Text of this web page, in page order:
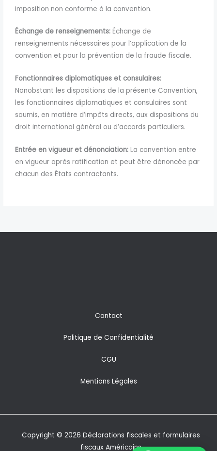
imposition non conforme à la convention.
Échange de renseignements: Échange de
renseignements nécessaires pour l’application de la
convention et pour la prévention de la fraude fiscale.
Fonctionnaires diplomatiques et consulaires:
Nonobstant les dispositions de la présente Convention,
les fonctionnaires diplomatiques et consulaires sont
soumis, en matière d’impôts directs, aux dispositions du
droit international général ou d’accords particuliers.
Entrée en vigueur et dénonciation: La convention entre
en vigueur après ratification et peut être dénoncée par
chacun des États contractants.
Contact
Politique de Confidentialité
CGU
Mentions Légales
Copyright © 2026 Déclarations fiscales et formulaires
fiscaux Américains